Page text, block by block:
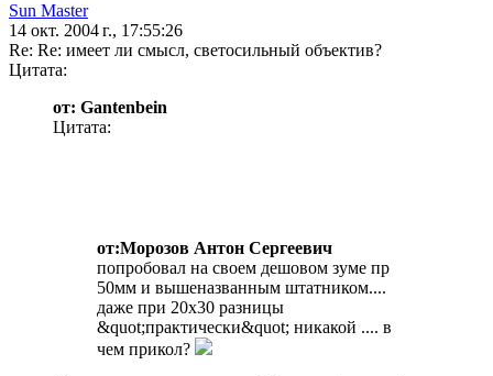
Sun Master
14 окт. 2004 г., 17:55:26
Re: Re: имеет ли смысл, светосильный объектив?
Цитата:
от: Gantenbein
Цитата:
от:Морозов Антон Сергеевич
попробовал на своем дешовом зуме пр
50мм и вышеназванным штатником....
даже при 20х30 разницы
&quot;практически&quot; никакой .... в
чем прикол?